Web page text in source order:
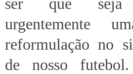
urgentemente
reformulação no
de nosso futebol.